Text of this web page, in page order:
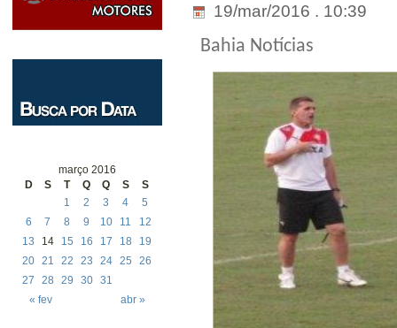
março 2016
D
S T Q Q S S
« fev abr »
1 2 3 4
5
6
7 8 9 10 11
12
13
14 15 16 17 18
19
20 21 22 23 24 25
26
27
28 29 30 31
19/mar/2016 . 10:39
Bahia Notícias